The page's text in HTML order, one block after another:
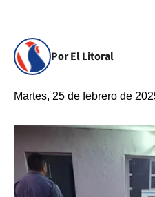
Por El Litoral
Martes, 25 de febrero de